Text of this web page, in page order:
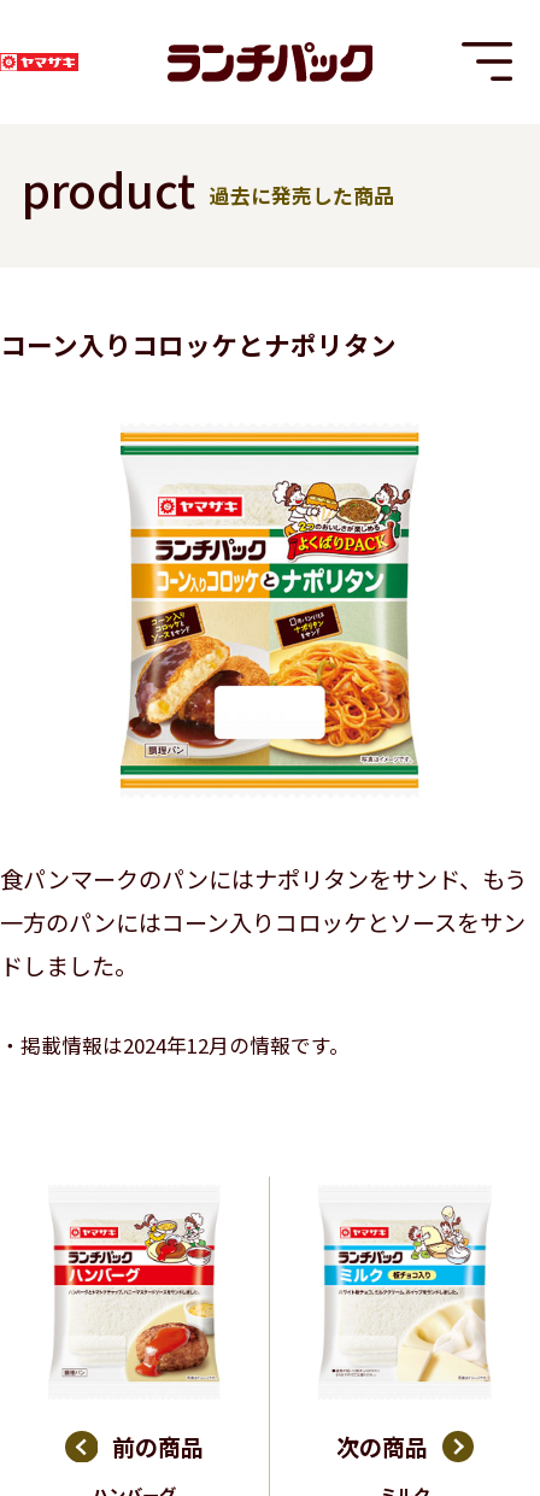
product 過去に発売した商品
コーン入りコロッケとナポリタン
食パンマークのパンにはナポリタンをサンド、もう
一方のパンにはコーン入りコロッケとソースをサン
ドしました。
掲載情報は2024年12月の情報です。
前の商品 次の商品